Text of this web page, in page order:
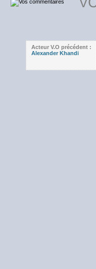
Acteur V.O précédent :
Alexander Khandi